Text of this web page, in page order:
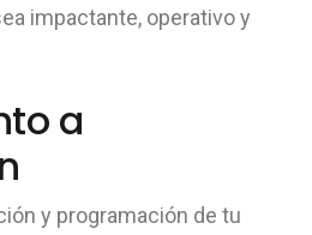
impactante, operativo y
a
y programación de tu